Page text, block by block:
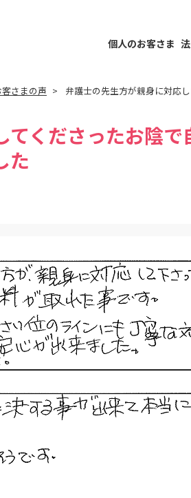
個人のお客さま
さまの声 弁護士の先生方が親身に対応
くださったお陰で
た